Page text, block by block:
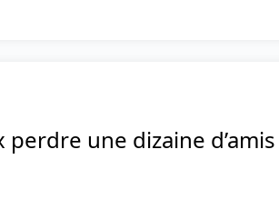
une dizaine d’amis